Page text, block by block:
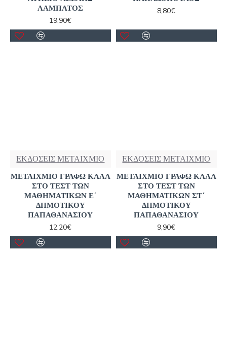
ΛΑΜΠΑΤΟΣ
19,90€
8,80€
ΕΚΔΟΣΕΙΣ ΜΕΤΑΙΧΜΙΟ
ΜΕΤΑΙΧΜΙΟ ΓΡΑΦΩ ΚΑΛΑ
ΣΤΟ ΤΕΣΤ ΤΩΝ
ΜΑΘΗΜΑΤΙΚΩΝ Ε΄
ΔΗΜΟΤΙΚΟΥ
ΠΑΠΑΘΑΝΑΣΙΟΥ
12,20€
ΕΚΔΟΣΕΙΣ ΜΕΤΑΙΧΜΙΟ
ΜΕΤΑΙΧΜΙΟ ΓΡΑΦΩ ΚΑΛΑ
ΣΤΟ ΤΕΣΤ ΤΩΝ
ΜΑΘΗΜΑΤΙΚΩΝ ΣΤ΄
ΔΗΜΟΤΙΚΟΥ
ΠΑΠΑΘΑΝΑΣΙΟΥ
9,90€